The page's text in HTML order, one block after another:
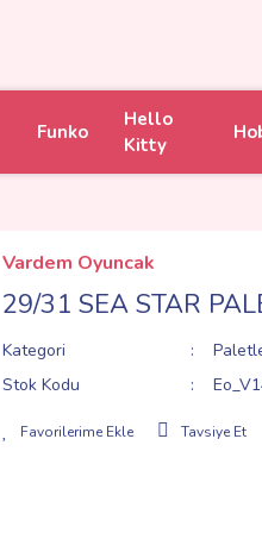
Funko
Hello
Kitty
Vardem Oyuncak
29/31 SEA STAR
Kategori
Stok Kodu
Tavsiye Et